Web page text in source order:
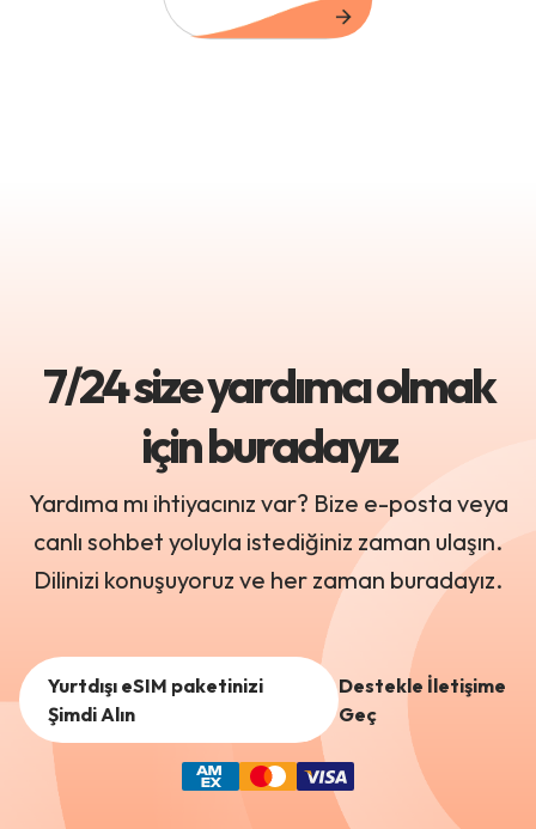
7/24 size yardımcı olmak
için buradayız
Yardıma mı ihtiyacınız var? Bize e-posta veya
canlı sohbet yoluyla istediğiniz zaman ulaşın.
Dilinizi konuşuyoruz ve her zaman buradayız.
Yurtdışı eSIM paketinizi
Şimdi Alın
Destekle İletişime
Geç